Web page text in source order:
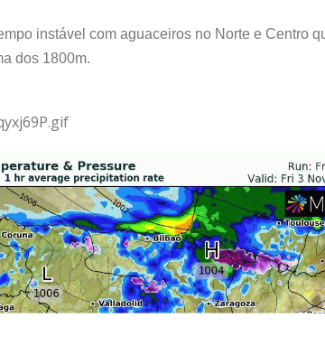
instável com aguaceiros no Norte e Centro
dos 1800m.